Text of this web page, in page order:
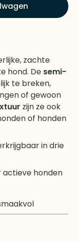
zachte
hond. De semi-
te breken,
of gewoon
zijn ze ook
of honden
in drie
actieve honden